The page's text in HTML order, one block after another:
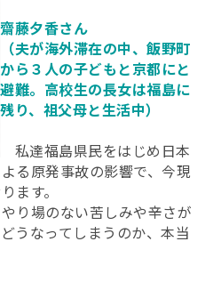
齋藤夕香さん
（夫が海外滞在の中、飯野町
から３人の子どもと京都にと
避難。高校生の長女は福島に
残り、祖父母と生活中）
私達福島県民をはじめ日本
る原発事故の影響で、今現
ます。
り場のない苦しみや辛さが
うなってしまうのか、本当